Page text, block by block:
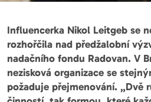
Influencerka Nikol Leitgeb se
rozhořčila nad předžalobní
nadačního fondu Radovan. V
nezisková organizace se
požaduje přejmenování. „Dvě